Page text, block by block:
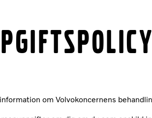
om Volvokoncernens